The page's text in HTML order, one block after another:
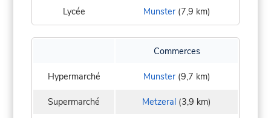
Lycée Munster(7,9 km)
Commerces
Hypermarché Munster(9,7 km)
Supermarché Metzeral (3,9 km)